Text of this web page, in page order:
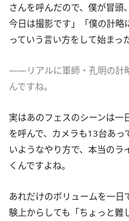
さんを呼んだので、僕が冒頭
今日は撮影です」「僕の計略
っていう言い方をして始まっ
――リアルに軍師・孔明の計
んですね。
実はあのフェスのシーンは一
を呼んで、カメラも13台あ
いようなやり方で、本当のラ
くんですよね。
あれだけのボリュームを一日
験上からしても「ちょっと難